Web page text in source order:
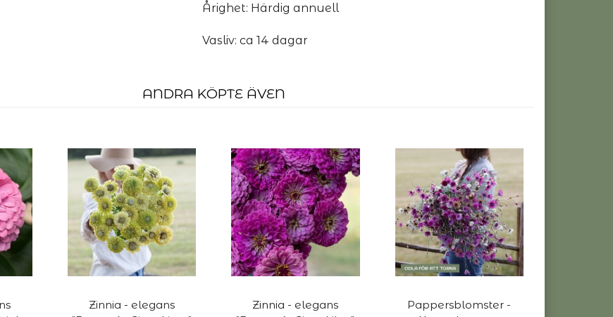
Årighet: Härdig annuell
Vasliv: ca 14 dagar
ANDRA KÖPTE ÄVEN
Zinnia - elegans
Zinnia - elegans
Pappersblomster -